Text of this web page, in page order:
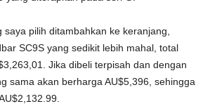
pilih ditambahkan ke keranjang,
SC9S yang sedikit lebih mahal, total
Jika dibeli terpisah dan dengan
sama akan berharga AU$5,396, sehingga